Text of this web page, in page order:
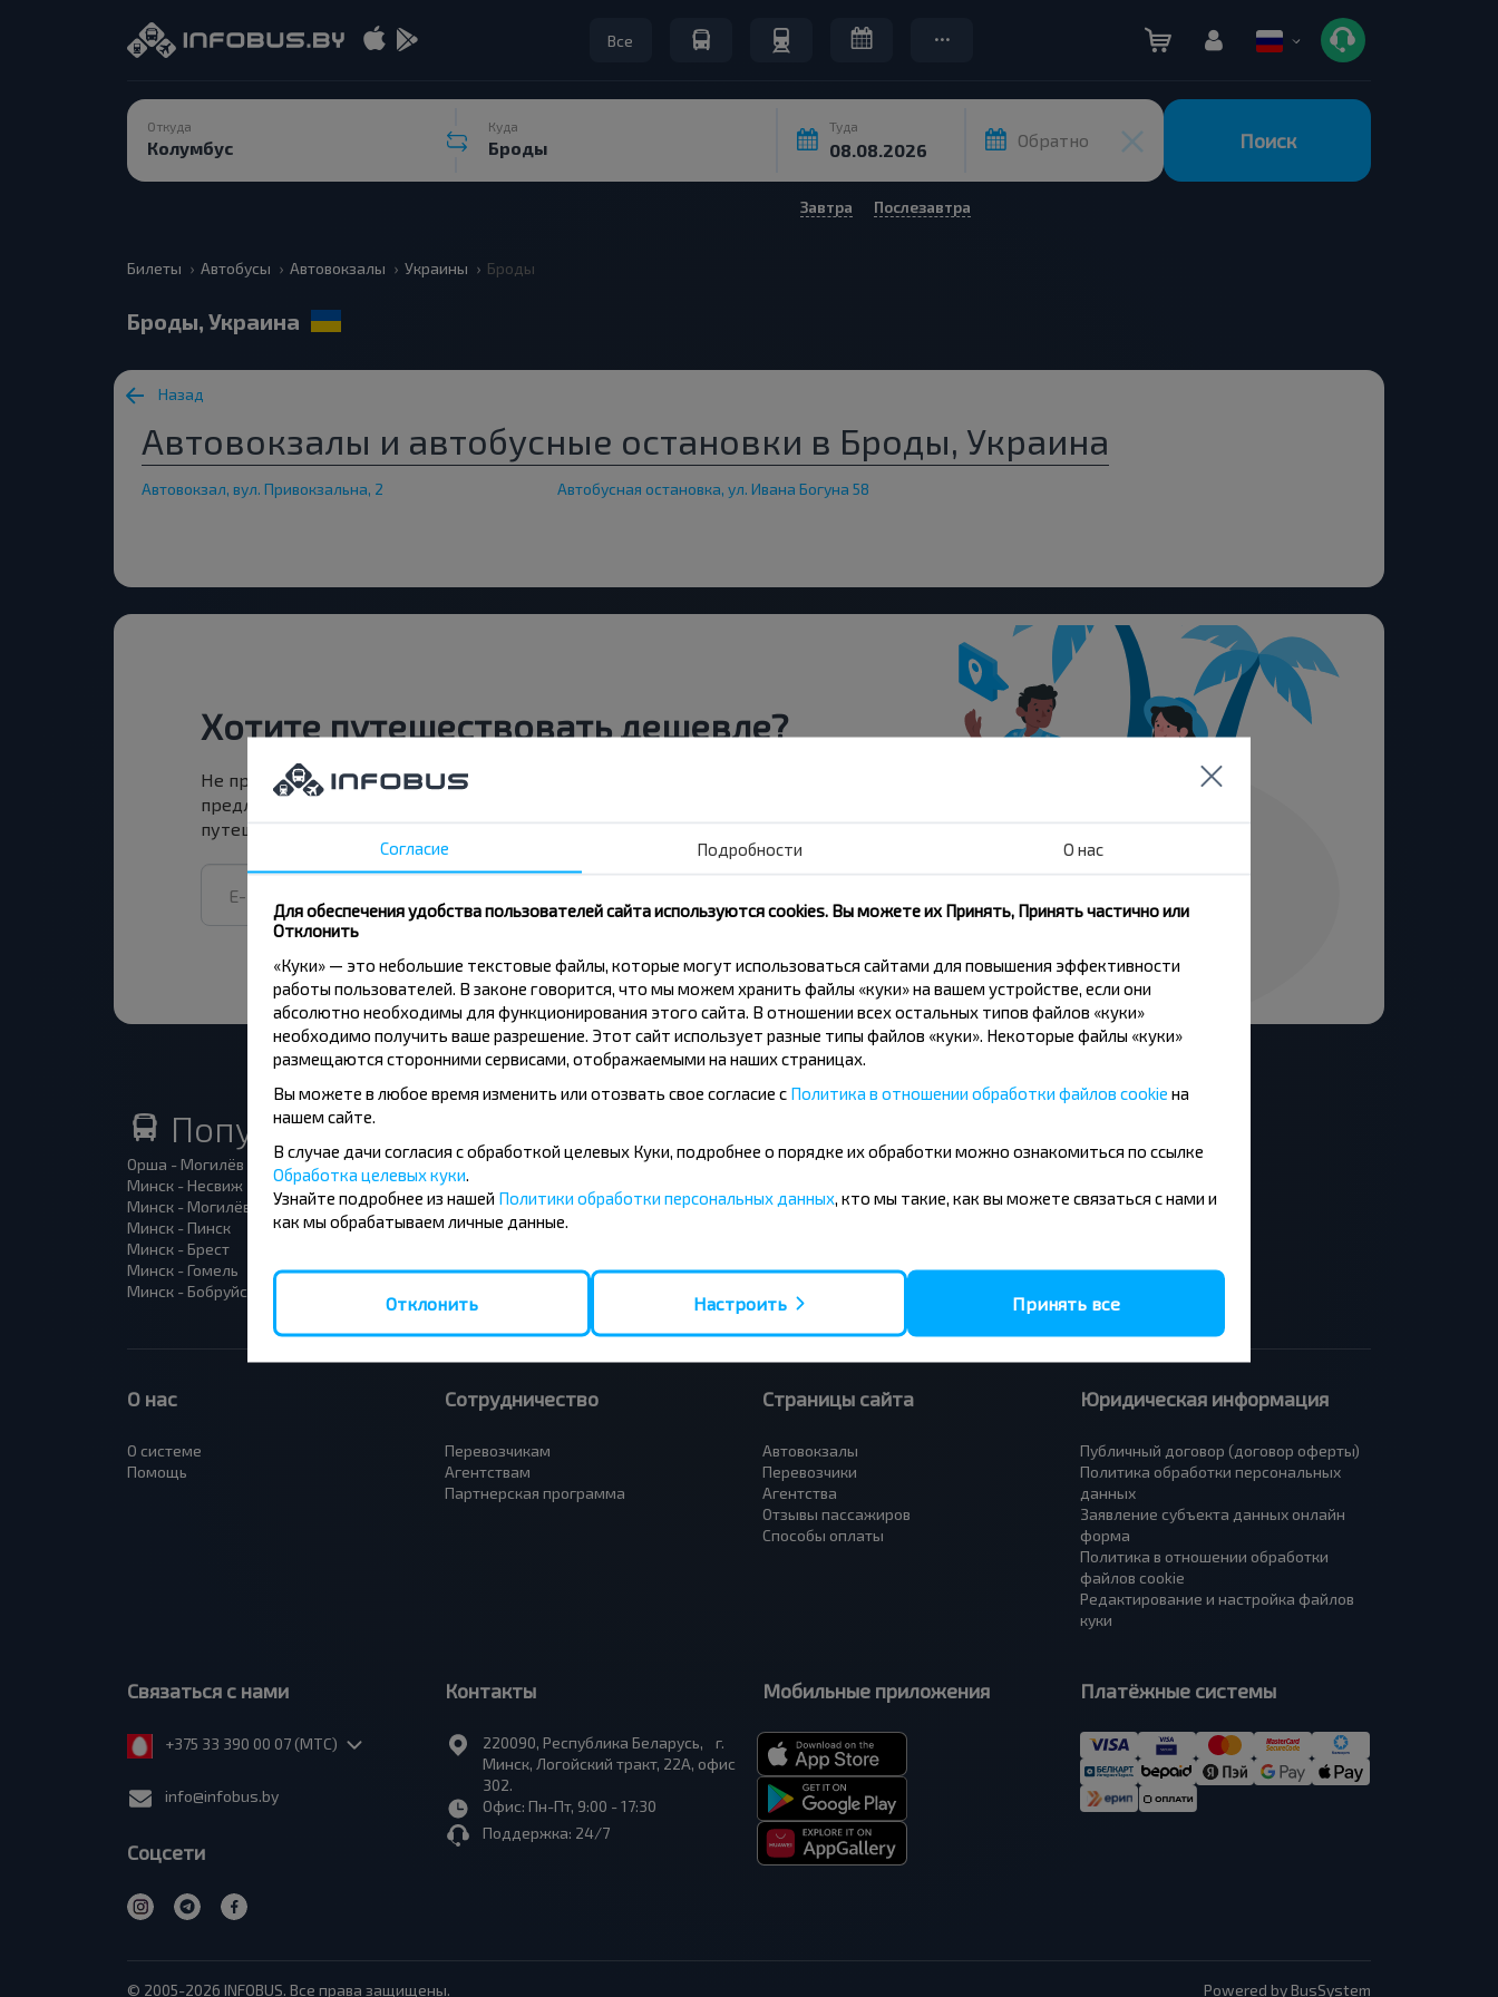
Все
Откуда Куда Туда
Обратно Поиск
Завтра Послезавтра
Билеты Автобусы Автовокзалы Украины Броды
Броды, Украина
Назад
Автовокзалы и автобусные остановки в Броды, Украина
Автовокзал, вул. Привокзальна, 2 Автобусная остановка, ул. Ивана Богуна 58
Хотите путешествовать дешевле?
Не пропусти специальные акции, скидки и другие интересные
предложения INFOBUS. Подпишись на получение новостей и
путешествуй с нами дешевле!
Популярные автобусные направления
Орша - Могилёв
Минск - Несвиж
Минск - Могилёв
Минск - Пинск
Минск - Брест
Минск - Гомель
Минск - Бобруйск
Минск - Барановичи
Гомель - Минск
Брест - Тересполь
Брест - Беловежская Пуща
Варшава - Минск
Вильнюс - Минск
Полоцк - Рига
Минск - Варшава
Москва - Барановичи
Брест - Люблин
О нас
О системе
Помощь
Сотрудничество
Перевозчикам
Агентствам
Партнерская программа
Страницы сайта
Автовокзалы
Перевозчики
Агентства
Отзывы пассажиров
Способы оплаты
Юридическая информация
Публичный договор (договор оферты)
Политика обработки персональных
данных
Заявление субъекта данных онлайн
форма
Политика в отношении обработки
файлов cookie
Редактирование и настройка файлов
куки
Связаться с нами
+375 33 390 00 07 (МТС)
info@infobus.by
Соцсети
Контакты
220090, Республика Беларусь, г.
Минск, Логойский тракт, 22А, офис
302.
Офис: Пн-Пт, 9:00 - 17:30
Поддержка: 24/7
Мобильные приложения Платёжные системы
© 2005-2026 INFOBUS. Все права защищены. Powered by BusSystem
Согласие Подробности О нас
Для обеспечения удобства пользователей сайта используются cookies. Вы можете их Принять, Принять частично или
Отклонить
«Куки» — это небольшие текстовые файлы, которые могут использоваться сайтами для повышения эффективности
работы пользователей. В законе говорится, что мы можем хранить файлы «куки» на вашем устройстве, если они
абсолютно необходимы для функционирования этого сайта. В отношении всех остальных типов файлов «куки»
необходимо получить ваше разрешение. Этот сайт использует разные типы файлов «куки». Некоторые файлы «куки»
размещаются сторонними сервисами, отображаемыми на наших страницах.
Вы можете в любое время изменить или отозвать свое согласие с Политика в отношении обработки файлов cookie на
нашем сайте.
В случае дачи согласия с обработкой целевых Куки, подробнее о порядке их обработки можно ознакомиться по ссылке
Обработка целевых куки
Узнайте подробнее из нашей Политики обработки персональных данных , кто мы такие, как вы можете связаться с нами и
как мы обрабатываем личные данные.
Отклонить Настроить Принять все